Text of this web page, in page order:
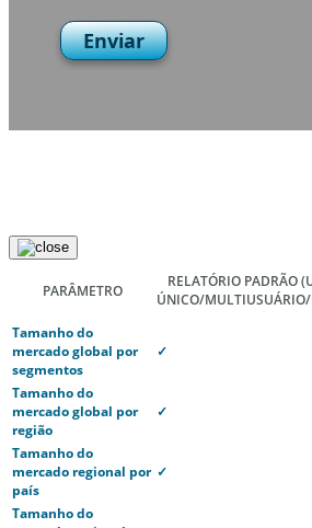
Enviar
PARÂMETRO
RELATÓRIO PADRÃO
ÚNICO/MULTIUSUÁRIO/
Tamanho do
mercado global por
segmentos
✓
Tamanho do
mercado global por
região
✓
Tamanho do
mercado regional por
país
✓
Tamanho do